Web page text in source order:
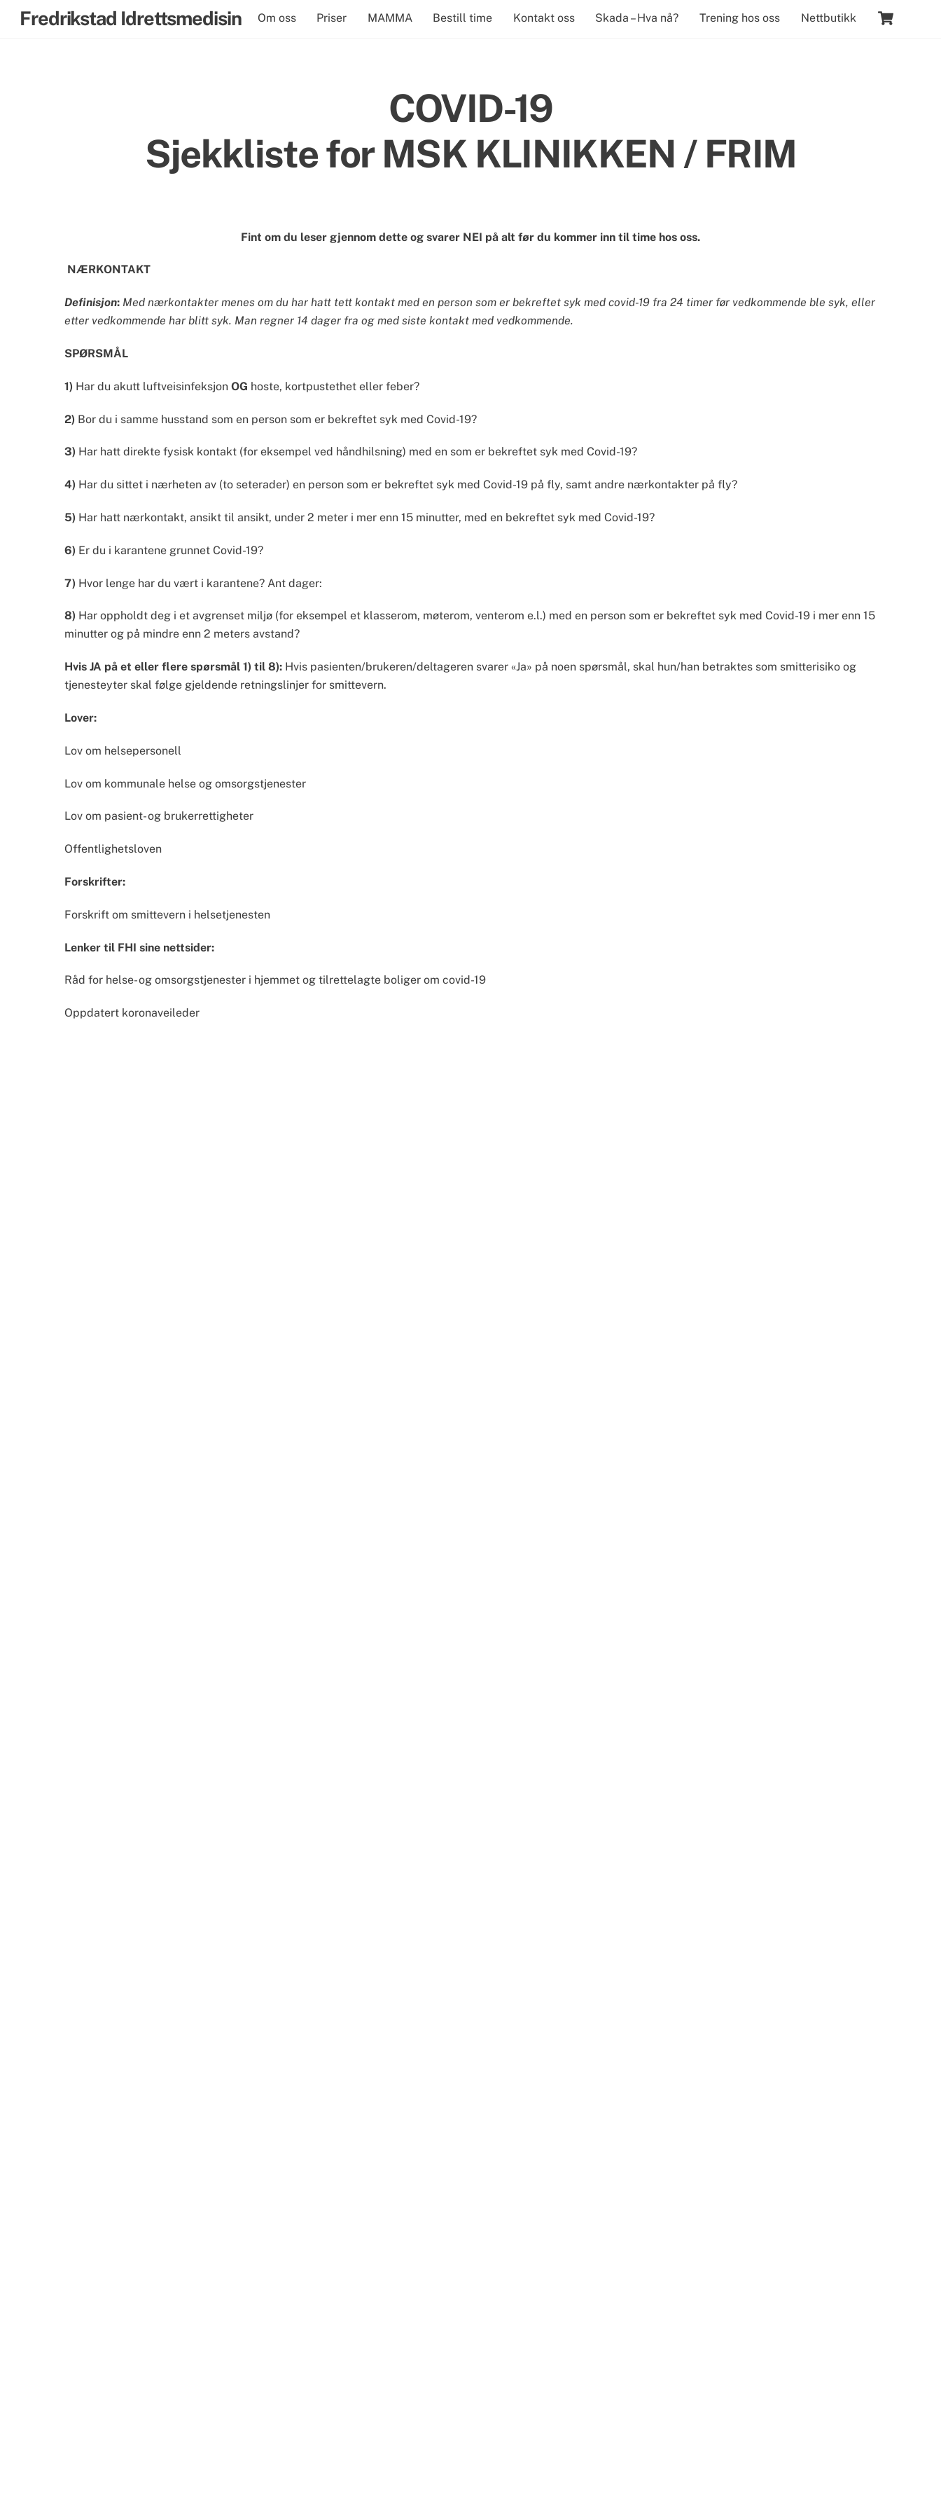
SkipFredrikstad Idrettsmedisin Om oss Priser MAMMA Bestill time Kontakt oss Skada – Hva nå? Trening hos oss Nettbutikk
COVID-19
Sjekkliste for MSK KLINIKKEN / FRIM
Fint om du leser gjennom dette og svarer NEI på alt før du kommer inn til time hos oss.
NÆRKONTAKT
Definisjon: Med nærkontakter menes om du har hatt tett kontakt med en person som er bekreftet syk med covid-19 fra 24 timer før vedkommende ble syk, eller
etter vedkommende har blitt syk. Man regner 14 dager fra og med siste kontakt med vedkommende.
SPØRSMÅL
1) Har du akutt luftveisinfeksjon OG hoste, kortpustethet eller feber?
2) Bor du i samme husstand som en person som er bekreftet syk med Covid-19?
3) Har hatt direkte fysisk kontakt (for eksempel ved håndhilsning) med en som er bekreftet syk med Covid-19?
4) Har du sittet i nærheten av (to seterader) en person som er bekreftet syk med Covid-19 på fly, samt andre nærkontakter på fly?
5) Har hatt nærkontakt, ansikt til ansikt, under 2 meter i mer enn 15 minutter, med en bekreftet syk med Covid-19?
6) Er du i karantene grunnet Covid-19?
7) Hvor lenge har du vært i karantene? Ant dager:
8) Har oppholdt deg i et avgrenset miljø (for eksempel et klasserom, møterom, venterom e.l.) med en person som er bekreftet syk med Covid-19 i mer enn 15
minutter og på mindre enn 2 meters avstand?
Hvis JA på et eller flere spørsmål 1) til 8): Hvis pasienten/brukeren/deltageren svarer «Ja» på noen spørsmål, skal hun/han betraktes som smitterisiko og
tjenesteyter skal følge gjeldende retningslinjer for smittevern.
Lover:
Lov om helsepersonell
Lov om kommunale helse og omsorgstjenester
Lov om pasient- og brukerrettigheter
Offentlighetsloven
Forskrifter:
Forskrift om smittevern i helsetjenesten
Lenker til FHI sine nettsider:
Råd for helse- og omsorgstjenester i hjemmet og tilrettelagte boliger om covid-19
Oppdatert koronaveileder